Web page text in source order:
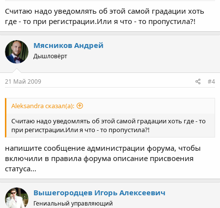
Считаю надо уведомлять об этой самой градации хоть
где - то при регистрации.Или я что - то пропустила?!
Мясников Андрей
Дышловёрт
21 Май 2009 #4
Aleksandra сказал(а):
Считаю надо уведомлять об этой самой градации хоть где - то
при регистрации.Или я что - то пропустила?!
напишите сообщение администрации форума, чтобы
включили в правила форума описание присвоения
статуса...
Вышегородцев Игорь Алексеевич
Гениальный управляющий